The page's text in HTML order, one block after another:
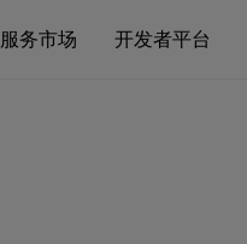
服务市场 开发者平台